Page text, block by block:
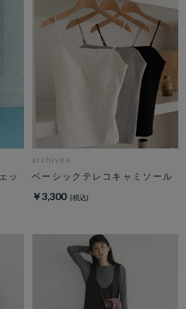
ッ
archives
ベーシックテレコキャミソール
￥3,300